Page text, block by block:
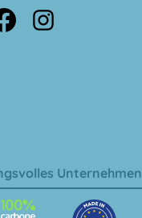
Unternehmen